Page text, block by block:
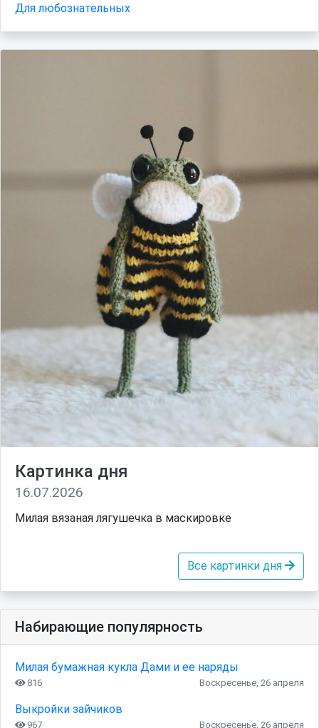
Для любознательных
Картинка дня
16.07.2026
Милая вязаная лягушечка в маскировке
Все картинки дня
Набирающие популярность
Милая бумажная кукла Дами и ее наряды
816 Воскресенье, 26 апреля
Выкройки зайчиков
967 Воскресенье, 26 апреля